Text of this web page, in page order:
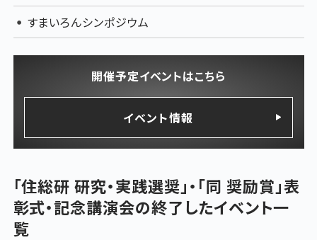
すまいろんシンポジウム
開催予定イベントはこちら
イベント情報
「住総研 研究・実践選奨」・「同 奨励賞」表
彰式・記念講演会の終了したイベント一
覧